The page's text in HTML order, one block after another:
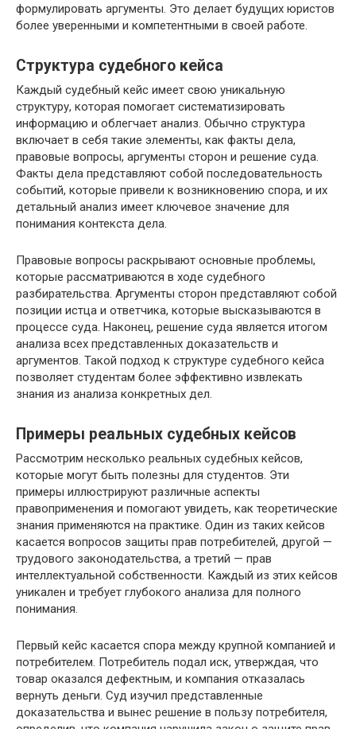
формулировать аргументы. Это делает будущих юристов
более уверенными и компетентными в своей работе.
Структура судебного кейса
Каждый судебный кейс имеет свою уникальную
структуру, которая помогает систематизировать
информацию и облегчает анализ. Обычно структура
включает в себя такие элементы, как факты дела,
правовые вопросы, аргументы сторон и решение суда.
Факты дела представляют собой последовательность
событий, которые привели к возникновению спора, и их
детальный анализ имеет ключевое значение для
понимания контекста дела.
Правовые вопросы раскрывают основные проблемы,
которые рассматриваются в ходе судебного
разбирательства. Аргументы сторон представляют собой
позиции истца и ответчика, которые высказываются в
процессе суда. Наконец, решение суда является итогом
анализа всех представленных доказательств и
аргументов. Такой подход к структуре судебного кейса
позволяет студентам более эффективно извлекать
знания из анализа конкретных дел.
Примеры реальных судебных кейсов
Рассмотрим несколько реальных судебных кейсов,
которые могут быть полезны для студентов. Эти
примеры иллюстрируют различные аспекты
правоприменения и помогают увидеть, как теоретические
знания применяются на практике. Один из таких кейсов
касается вопросов защиты прав потребителей, другой —
трудового законодательства, а третий — прав
интеллектуальной собственности. Каждый из этих кейсов
уникален и требует глубокого анализа для полного
понимания.
Первый кейс касается спора между крупной компанией и
потребителем. Потребитель подал иск, утверждая, что
товар оказался дефектным, и компания отказалась
вернуть деньги. Суд изучил представленные
доказательства и вынес решение в пользу потребителя,